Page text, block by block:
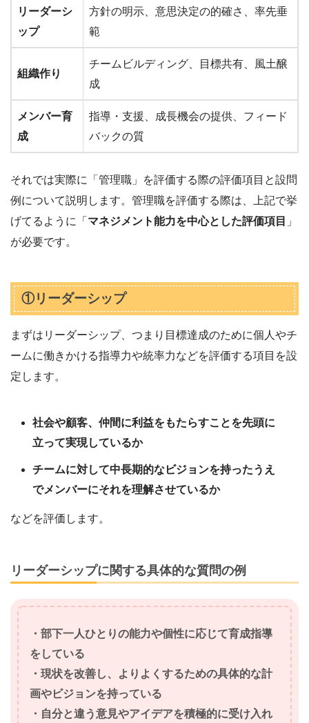
リーダーシ
ップ
方針の明示、意思決定の的確さ、率先垂
範
組織作り
チームビルディング、目標共有、風土醸
成
メンバー育
成
指導・支援、成長機会の提供、フィード
バックの質
それでは実際に「管理職」を評価する際の評価項目と設問
例について説明します。管理職を評価する際は、上記で挙
げてるように「 マネジメント能力を中心とした評価項目 」
が必要です。
①リーダーシップ
まずはリーダーシップ、つまり目標達成のために個人やチ
ームに働きかける指導力や統率力などを評価する項目を設
定します。
社会や顧客、仲間に利益をもたらすことを先頭に
立って実現しているか
チームに対して中長期的なビジョンを持ったうえ
でメンバーにそれを理解させているか
などを評価します。
リーダーシップに関する具体的な質問の例
・部下一人ひとりの能力や個性に応じて育成指導
をしている
・現状を改善し、よりよくするための具体的な計
画やビジョンを持っている
・自分と違う意見やアイデアを積極的に受け入れ